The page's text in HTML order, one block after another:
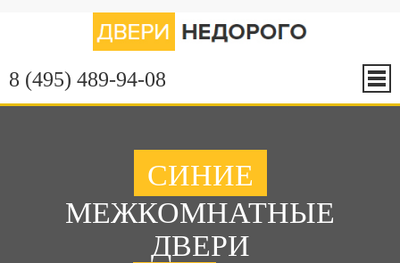
8 (495) 489-94-08
СИНИЕ
МЕЖКОМНАТНЫЕ
ДВЕРИ